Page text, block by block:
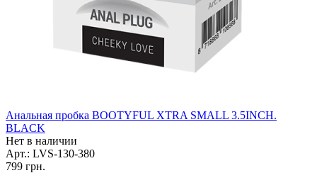
Анальная пробка BOOTYFUL XTRA SMALL 3.5INCH.
BLACK
Нет в наличии
Арт.: LVS-130-380
799 грн.